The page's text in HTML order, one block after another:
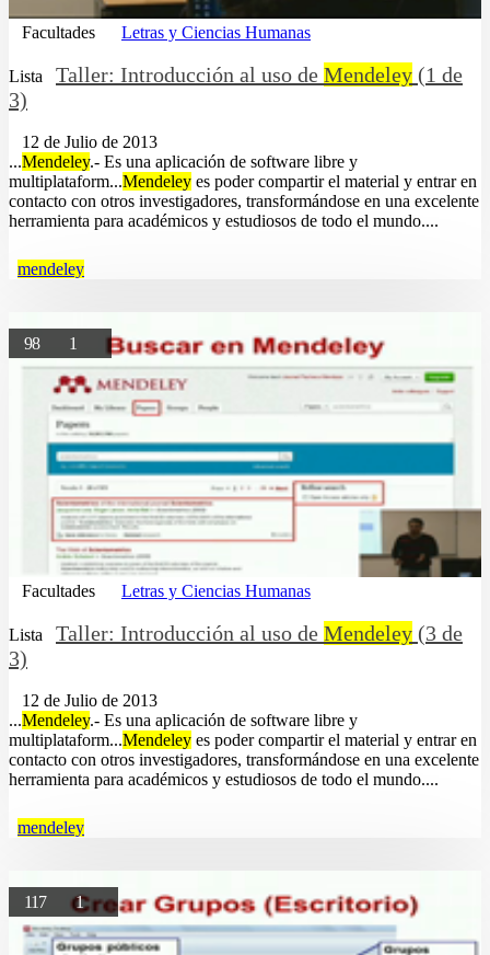
Facultades Letras y Ciencias Humanas
Lista Taller: Introducción al uso de Mendeley (1 de
3)
12 de Julio de 2013
...Mendeley.- Es una aplicación de software libre y
multiplataform...Mendeley es poder compartir el material y entrar en
contacto con otros investigadores, transformándose en una excelente
herramienta para académicos y estudiosos de todo el mundo....
mendeley
98 1
Facultades Letras y Ciencias Humanas
Lista Taller: Introducción al uso de Mendeley (3 de
3)
12 de Julio de 2013
...Mendeley.- Es una aplicación de software libre y
multiplataform...Mendeley es poder compartir el material y entrar en
contacto con otros investigadores, transformándose en una excelente
herramienta para académicos y estudiosos de todo el mundo....
mendeley
117 1